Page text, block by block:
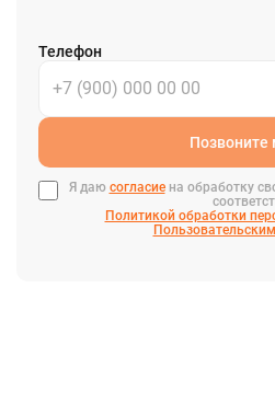
Телефон
Позвоните
Я даю согласиена обработку
Политикой обработки